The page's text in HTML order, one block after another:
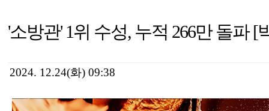
'소방관' 1위 수성, 누적 266만 돌파 [
2024. 12.24(화) 09:38